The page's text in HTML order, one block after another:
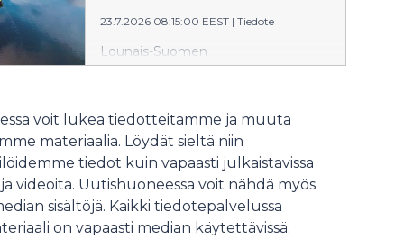
Nyland, Päijänne-Tavastland,
Kymmenedalen och Södra Karelen.
Medlen har samlats in genom de
23.7.2026 08:15:00 EEST | Tiedote
Lounais-Suomen
elinvoimakeskuksen
Pohjanmaalle, Etelä-Pohjanmaalle,
Satakuntaan, Varsinais-Suomeen,
Uudellemaalle, Päijät-Hämeeseen,
Kymenlaaksoon ja Etelä-Karjalaan
yhteensä noin 2,26 miljoonaa euroa
kalatalouden edistämisvaroja. Varat
voit lukea tiedotteitamme ja muuta
materiaalia. Löydät sieltä niin
tiedot kuin vapaasti julkaistavissa
videoita. Uutishuoneessa voit nähdä myös
sisältöjä. Kaikki tiedotepalvelussa
on vapaasti median käytettävissä.